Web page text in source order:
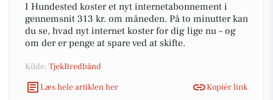
I Hundested koster et nyt internetabonnement i
gennemsnit 313 kr. om måneden. På to minutter kan
du se, hvad nyt internet koster for dig lige nu – og
om der er penge at spare ved at skifte.
Kilde: TjekBredbånd
Læs hele artiklen her
Kopiér link